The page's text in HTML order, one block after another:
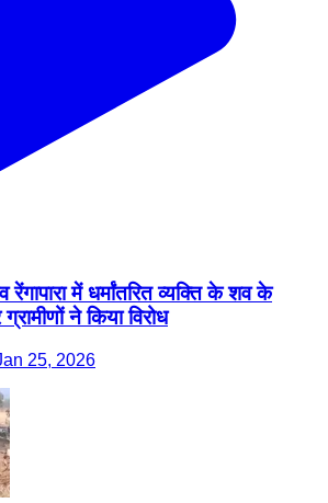
में धर्मांतरित व्यक्ति के शव के
ने किया विरोध
25, 2026